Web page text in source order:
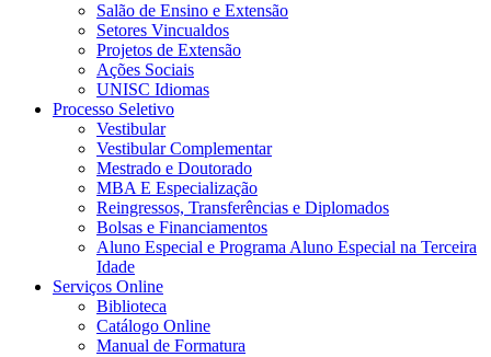
Salão de Ensino e Extensão
Setores Vincualdos
Projetos de Extensão
Ações Sociais
UNISC Idiomas
Processo Seletivo
Vestibular
Vestibular Complementar
Mestrado e Doutorado
MBA E Especialização
Reingressos, Transferências e Diplomados
Bolsas e Financiamentos
Aluno Especial e Programa Aluno Especial na Terceira
Idade
Serviços Online
Biblioteca
Catálogo Online
Manual de Formatura